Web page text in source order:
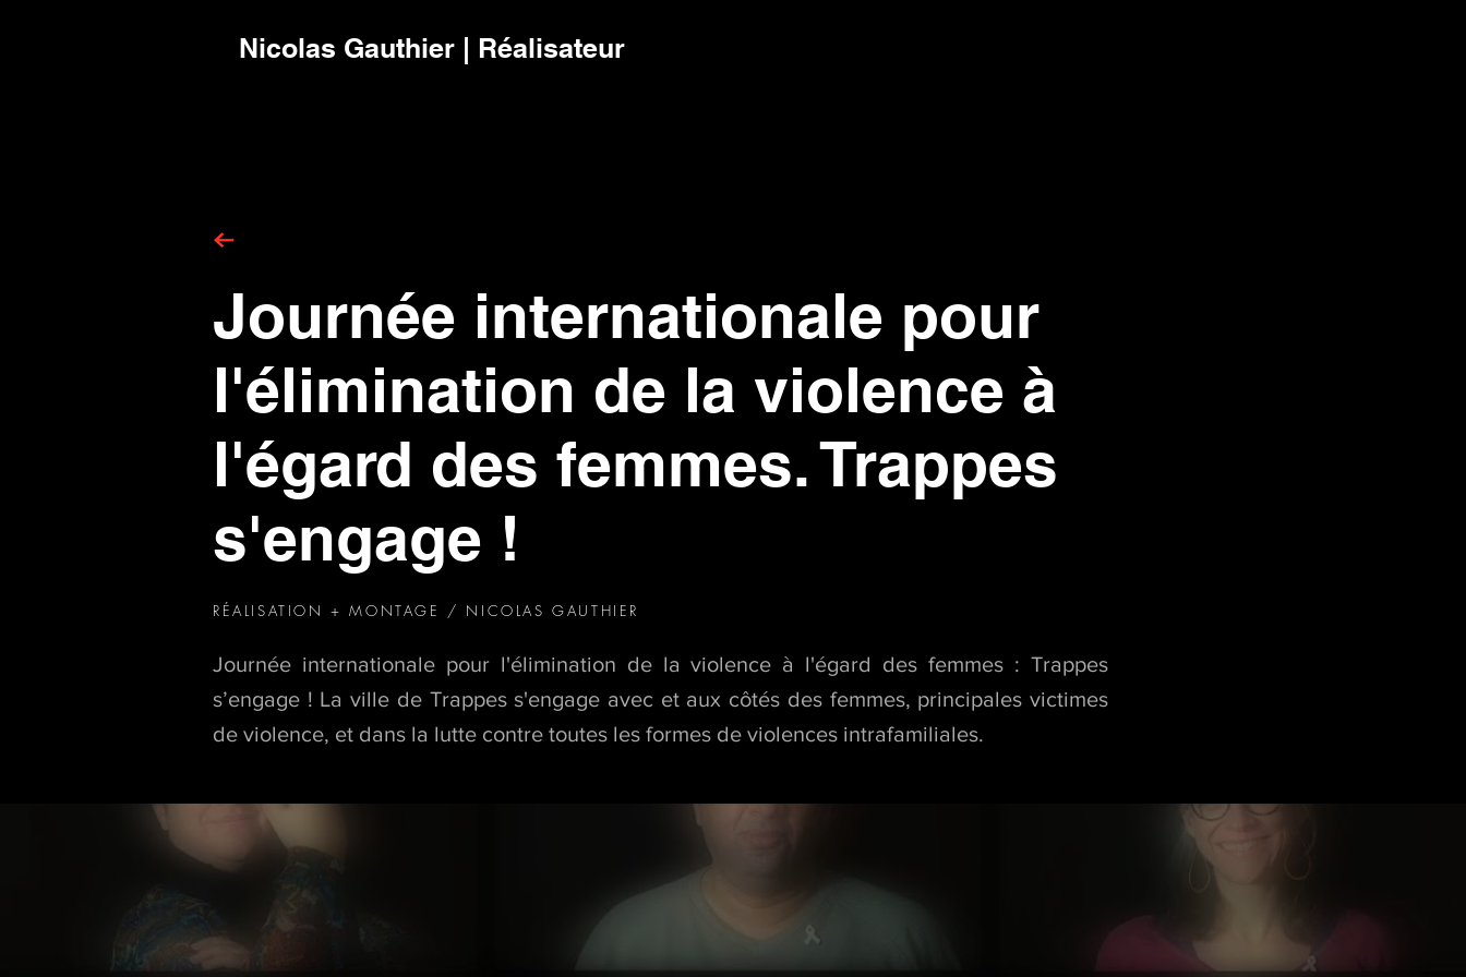
Nicolas Gauthier | Réalisateur
Journée internationale pour
l'élimination de la violence à
l'égard des femmes. Trappes
s'engage !
RÉALISATION + MONTAGE / NICOLAS GAUTHIER
Journée internationale pour l'élimination de la violence à l'égard des femmes : Trappes
s’engage ! La ville de Trappes s'engage avec et aux côtés des femmes, principales victimes
de violence, et dans la lutte contre toutes les formes de violences intrafamiliales.